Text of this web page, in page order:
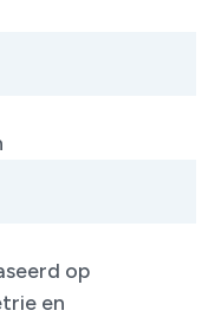
op
en